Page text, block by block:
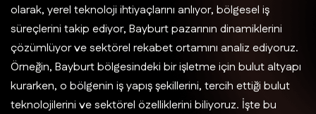
olarak, yerel teknoloji ihtiyaçlarını anlıyor, bölgesel iş
süreçlerini takip ediyor, Bayburt pazarının dinamiklerini
çözümlüyor ve sektörel rekabet ortamını analiz ediyoruz.
Örneğin, Bayburt bölgesindeki bir işletme için bulut altyapı
kurarken, o bölgenin iş yapış şekillerini, tercih ettiği bulut
teknolojilerini ve sektörel özelliklerini biliyoruz. İşte bu